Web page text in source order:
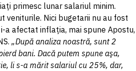
primesc lunar salariul minim.
veniturile. Nici bugetarii nu au fost
afectat inflaţia, mai spune Apostu,
„După analiza noastră, sunt 2
bani. Dacă putem spune aşa,
li s-a mărit salariul cu 25%, dar,